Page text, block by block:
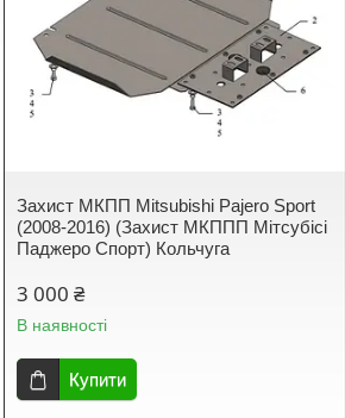
Захист МКПП Mitsubishi Pajero Sport
(2008-2016) (Захист МКППП Мітсубісі
Паджеро Спорт) Кольчуга
3 000 ₴
В наявності
Купити